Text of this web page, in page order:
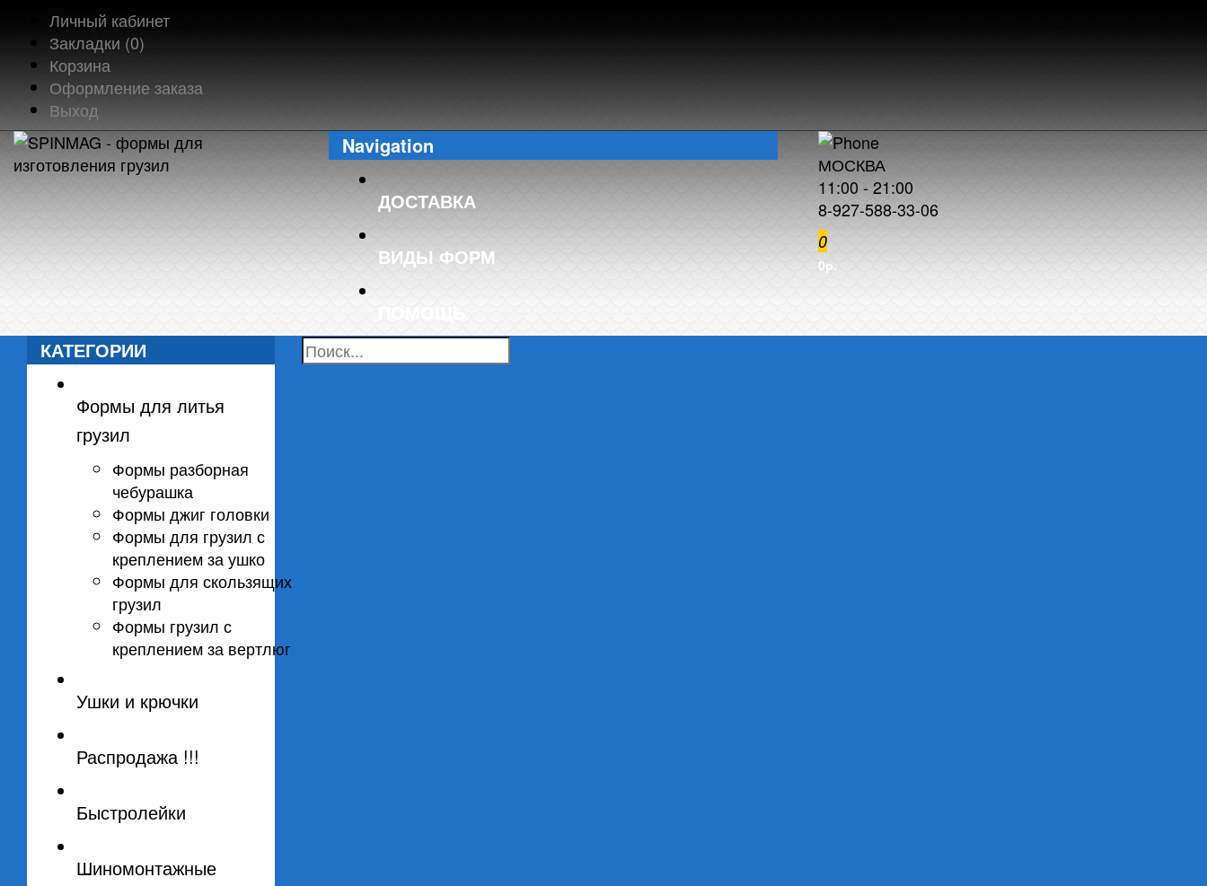
Личный кабинет
Закладки (0)
Корзина
Оформление заказа
Выход
Navigation
ДОСТАВКА
ВИДЫ ФОРМ
МОСКВА
11:00 - 21:00
8-927-588-33-06
0
0р.
КАТЕГОРИИ
Формы для литья
грузил
Формы разборная
чебурашка
Формы джиг головки
Формы для грузил с
креплением за ушко
Формы для скользящих
грузил
Формы грузил с
креплением за вертлюг
Ушки и крючки
Распродажа !!!
Быстролейки
Шиномонтажные